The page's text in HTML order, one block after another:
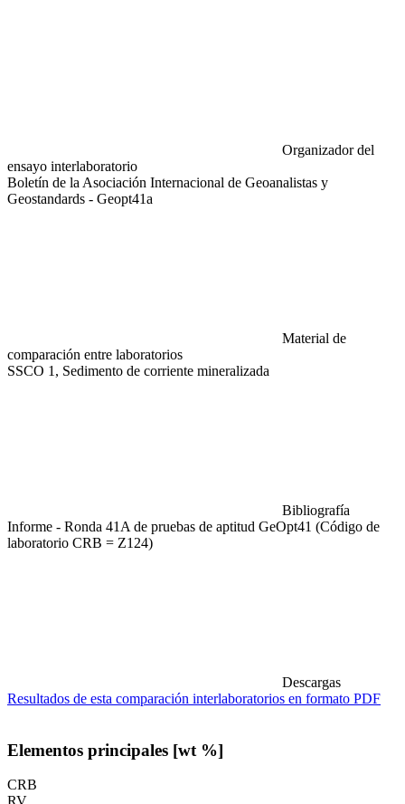
Organizador del
ensayo interlaboratorio
Boletín de la Asociación Internacional de Geoanalistas y
Geostandards - Geopt41a
Material de
comparación entre laboratorios
SSCO 1, Sedimento de corriente mineralizada
Bibliografía
Informe - Ronda 41A de pruebas de aptitud GeOpt41 (Código de
laboratorio CRB = Z124)
Descargas
Resultados de esta comparación interlaboratorios en formato PDF
Elementos principales [wt %]
CRB